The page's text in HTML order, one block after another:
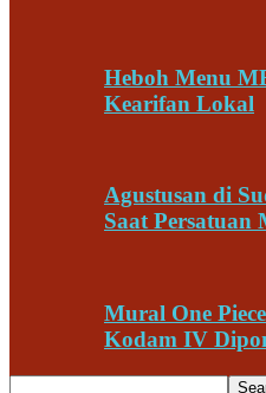
Heboh Menu
Kearifan Lokal
Agustusan di
Saat Persatuan
Mural One
Kodam IV